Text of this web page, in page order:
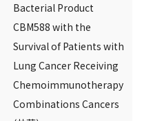
Bacterial Product
CBM588 with the
Survival of Patients with
Lung Cancer Receiving
Chemoimmunotherapy
Combinations Cancers